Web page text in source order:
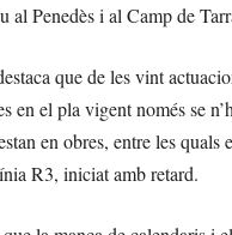
al Penedès i al Camp de
que de les vint
en el pla vigent només se
en obres, entre les quals
R3, iniciat amb retard.